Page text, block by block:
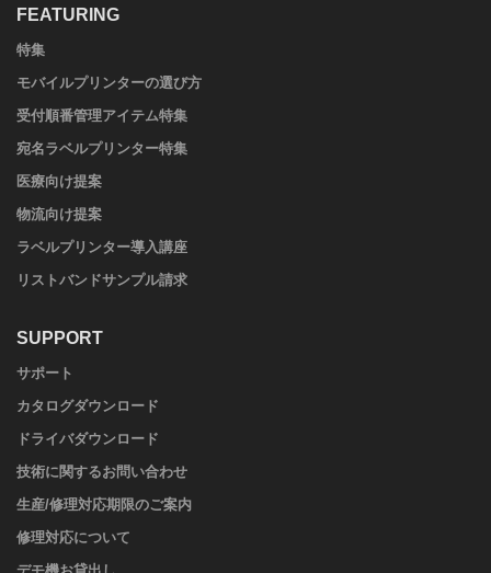
FEATURING
特集
モバイルプリンターの選び方
受付順番管理アイテム特集
宛名ラベルプリンター特集
医療向け提案
物流向け提案
ラベルプリンター導入講座
リストバンドサンプル請求
SUPPORT
サポート
カタログダウンロード
ドライバダウンロード
技術に関するお問い合わせ
生産/修理対応期限のご案内
修理対応について
デモ機お貸出し